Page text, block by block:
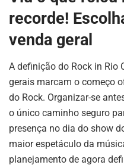
recorde!
venda geral
A definição do Rock in Rio
gerais marcam o começo
do Rock. Organizar-se
o único caminho seguro
presença no dia do show
maior espetáculo da
planejamento de agora